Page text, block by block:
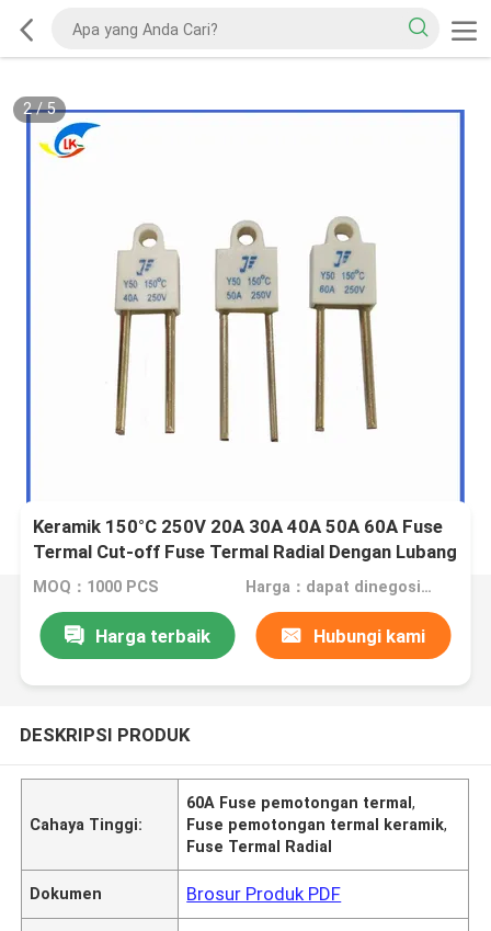
2/5
Keramik 150°C 250V 20A 30A 40A 50A 60A Fuse
Termal Cut-off Fuse Termal Radial Dengan Lubang
Pemasangan
MOQ：1000 PCS Harga：dapat dinegosiasikan
Harga terbaik Hubungi kami
DESKRIPSI PRODUK
Cahaya Tinggi:
60A Fuse pemotongan termal,
Fuse pemotongan termal keramik,
Fuse Termal Radial
Dokumen Brosur Produk PDF